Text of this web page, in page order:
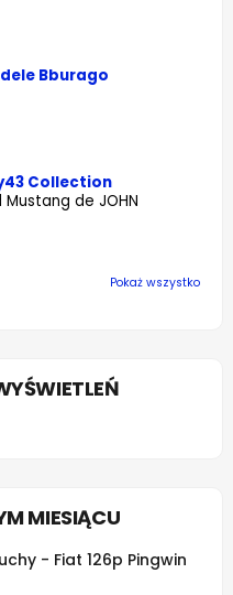
Bburago
Collection
de JOHN
Pokaż wszystko
MIESIĄCU
- Fiat 126p Pingwin